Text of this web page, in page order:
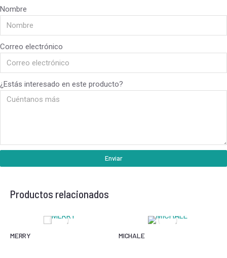
Nombre
Correo electrónico
¿Estás interesado en este producto?
Enviar
Productos relacionados
MERRY MICHALE